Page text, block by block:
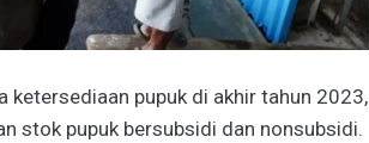
ketersediaan pupuk di akhir tahun 2023,
stok pupuk bersubsidi dan nonsubsidi.